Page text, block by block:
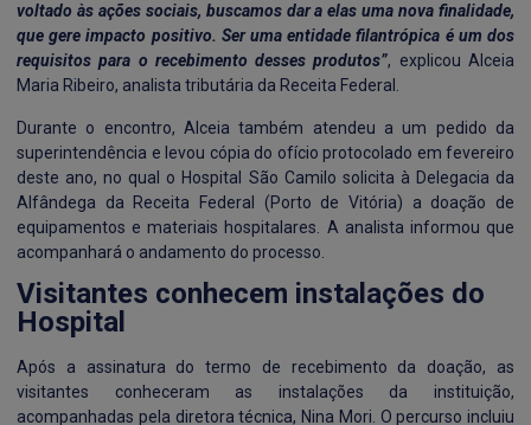
voltado às ações sociais, buscamos dar a elas uma nova finalidade,
que gere impacto positivo. Ser uma entidade filantrópica é um dos
requisitos para o recebimento desses produtos”, explicou Alceia
Maria Ribeiro, analista tributária da Receita Federal.
Durante o encontro, Alceia também atendeu a um pedido da
superintendência e levou cópia do ofício protocolado em fevereiro
deste ano, no qual o Hospital São Camilo solicita à Delegacia da
Alfândega da Receita Federal (Porto de Vitória) a doação de
equipamentos e materiais hospitalares. A analista informou que
acompanhará o andamento do processo.
Visitantes conhecem instalações do
Hospital
Após a assinatura do termo de recebimento da doação, as
visitantes conheceram as instalações da instituição,
acompanhadas pela diretora técnica, Nina Mori. O percurso incluiu